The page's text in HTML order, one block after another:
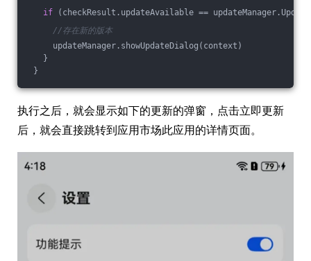
if (checkResult.updateAvailable ==
//存在新的版本
updateManager.showUpdateDialog(context)
}
}
执行之后，就会显示如下的更新的弹窗，点击立即更新
后，就会直接跳转到应用市场此应用的详情页面。